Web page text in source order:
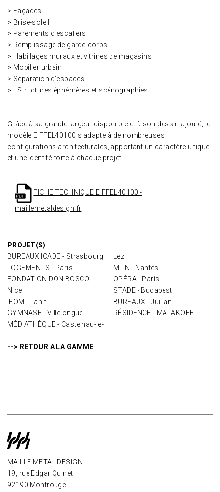
> Façades
> Brise-soleil
> Parements d’escaliers
> Remplissage de garde-corps
> Habillages muraux et vitrines de magasins
> Mobilier urbain
> Séparation d’espaces
> Structures éphémères et scénographies
Grâce à sa grande largeur disponible et à son dessin ajouré, le
modèle EIFFEL40100 s’adapte à de nombreuses
configurations architecturales, apportant un caractère unique
et une identité forte à chaque projet.
FICHE TECHNIQUE EIFFEL40100 -
maillemetaldesign.fr
PROJET(S)
BUREAUX ICADE - Strasbourg
LOGEMENTS - Paris
FONDATION DON BOSCO -
Nice
IEOM - Tahiti
GYMNASE - Villelongue
MÉDIATHÈQUE - Castelnau-le-
Lez
M.I.N - Nantes
OPÉRA - Paris
STADE - Budapest
BUREAUX - Juillan
RÉSIDENCE - MALAKOFF
--> RETOUR A LA GAMME
MAILLE METAL DESIGN
19, rue Edgar Quinet
92190 Montrouge